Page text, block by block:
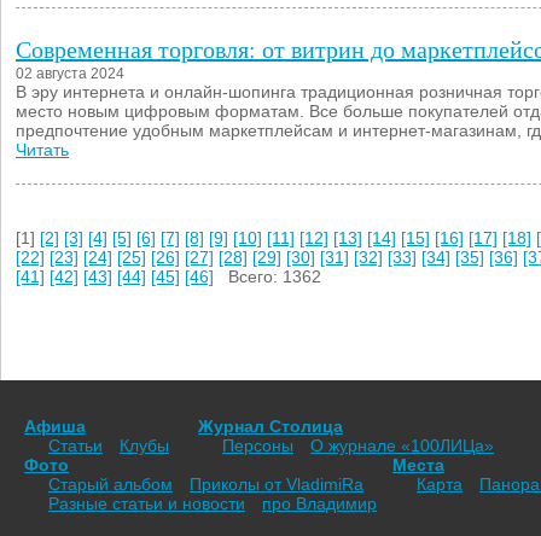
Современная торговля: от витрин до
02 августа 2024
В эру интернета и онлайн-шопинга традиционная розничная
место новым цифровым форматам. Все больше покупателей
предпочтение удобным маркетплейсам и интернет-магазинам,
Читать
[1] [2] [3] [4] [5] [6] [7] [8] [9] [10] [11] [12] [13] [14] [15] [16] [17] [18]
[22] [23] [24] [25] [26] [27] [28] [29] [30] [31] [32] [33] [34] [35] [36]
[41] [42] [43] [44] [45] [46] Всего: 1362
Афиша
Статьи
Клубы
Журнал Столица
Персоны
О журнале «100ЛИЦа»
Фото
Старый альбом
Приколы от VladimiRа
Места
Карта
Разные статьи и новости
про Владимир